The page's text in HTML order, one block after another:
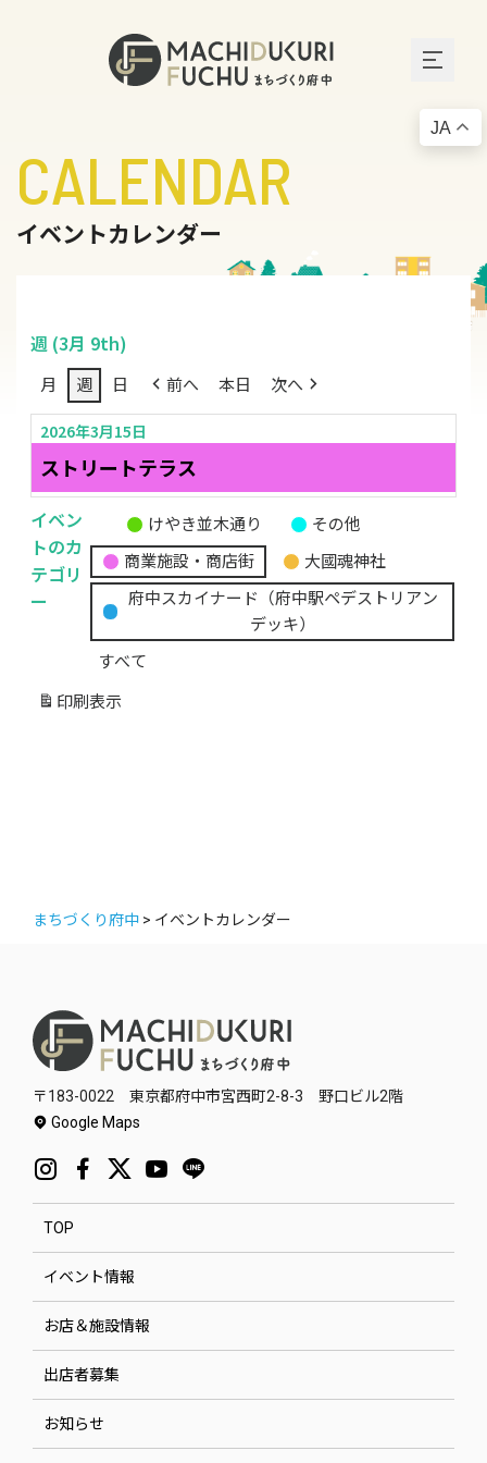
CALENDAR
イベントカレンダー
週 (3月 9th)
月 週 日 前へ 本日 次へ
2026年3月15日
ストリートテラス
イベン
トのカ
テゴリ
ー
題
の
カ
テ
ゴ
リ
けやき並木通り
その他
商業施設・商店街
大國魂神社
府中スカイナード（府中駅ペデストリアン
デッキ）
すべて
印刷 表示
まちづくり府中 > イベントカレンダー
〒183-0022 東京都府中市宮西町2-8-3 野口ビル2階
Google Maps
TOP
イベント情報
お店＆施設情報
出店者募集
お知らせ
JA